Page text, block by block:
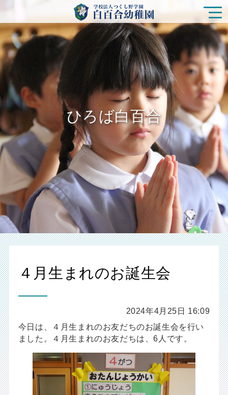
園の特色
白百合幼稚園の生活
ひろば白百合
入園をご検討の方
未就園児クラス
在園の皆様
新着情報
ひろば白百合
４月生まれのお誕生会
2024年4月25日 16:09
今日は、４月生まれのお友だちのお誕生会を行い
ました。４月生まれのお友だちは、6人です。